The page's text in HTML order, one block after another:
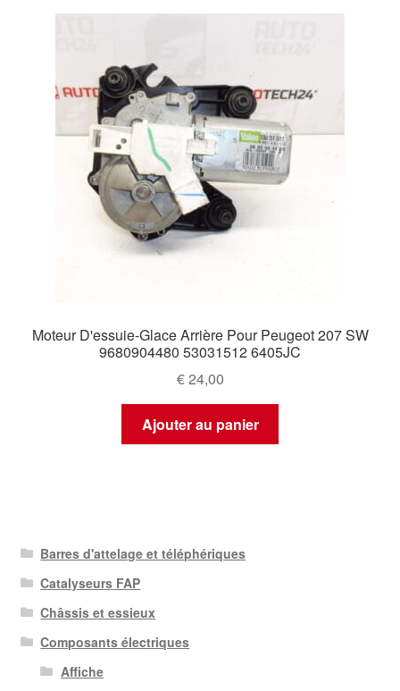
Moteur D'essuie-Glace Arrière Pour Peugeot 207 SW
9680904480 53031512 6405JC
€24,00
Ajouter au panier
Barres d'attelage et téléphériques
Catalyseurs FAP
Châssis et essieux
Composants électriques
Affiche